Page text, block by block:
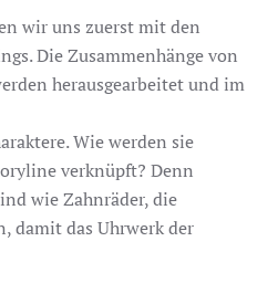
wir uns zuerst mit den
Die Zusammenhänge von
herausgearbeitet und im
Wie werden sie
verknüpft? Denn
wie Zahnräder, die
damit das Uhrwerk der